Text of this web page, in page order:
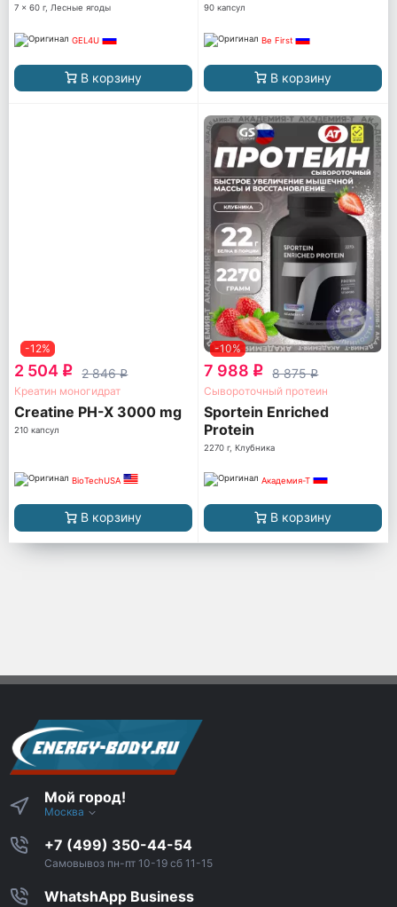
7 x 60 г, Лесные ягоды
GEL4U
В корзину
90 капсул
Be First
В корзину
-12%
2 504 q 2 846q
Креатин моногидрат
Creatine PH-X 3000 mg
210 капсул
BioTechUSA
В корзину
-10%
7 988 q 8 875q
Сывороточный протеин
Sportein Enriched
Protein
2270 г, Клубника
Академия-Т
В корзину
Мой город!
Москва
+7 (499) 350-44-54
Самовывоз пн-пт 10-19 сб 11-15
WhatshApp Business